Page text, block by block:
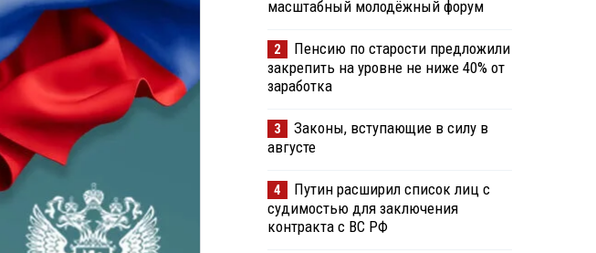
масштабный молодёжный форум
2
Пенсию по старости предложили
закрепить на уровне не ниже 40% от
заработка
3
Законы, вступающие в силу в
августе
4
Путин расширил список лиц с
судимостью для заключения
контракта с ВС РФ